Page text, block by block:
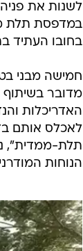
לשנות את
במדפסת תלת
בחובו העתיד
מדובר בשיתוף
האדריכלות
לאכלס אותם
תלת-ממדית",
הנוחות